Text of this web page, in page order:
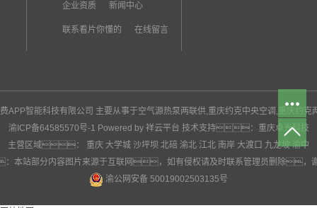
企业资质 新闻中心
联系看片你懂的 在线留言
APP智能科技有限公司 主要从事于空气源热泵两联供,重庆约克中央空调 , 重庆约克
渝ICP备64585570号-1 Powered by 祥云平台 技术支持：
重庆卓光科技
主营区域： 重庆 大学城 沙坪坝 北碚 渝北 江北 南岸 大渡口 九龙坡 渝中
本站部分内容图片来源于互联网，如有侵权请及时联系管理员删除
渝公网安备 50019002503135号